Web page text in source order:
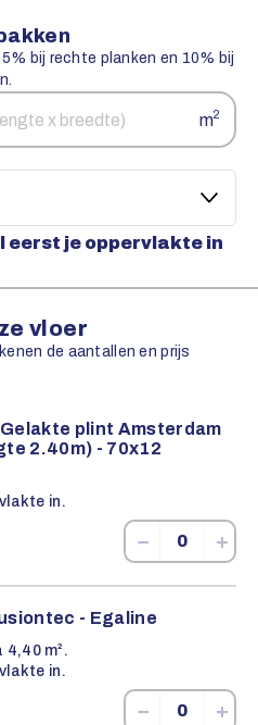
bij rechte planken en 10% bij
m2
eerst je oppervlakte in
vloer
de aantallen en prijs
plint Amsterdam
2.40m) - 70x12
in.
− +
- Egaline
4,40 m².
in.
− +